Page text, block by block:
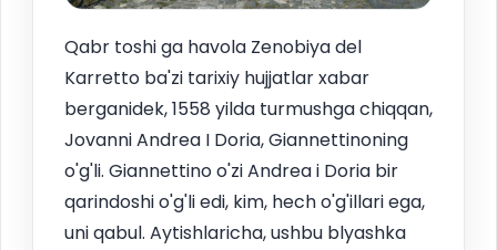
Qabr toshi ga havola Zenobiya del
Karretto ba'zi tarixiy hujjatlar xabar
berganidek, 1558 yilda turmushga chiqqan,
Jovanni Andrea I Doria, Giannettinoning
o'g'li. Giannettino o'zi Andrea i Doria bir
qarindoshi o'g'li edi, kim, hech o'g'illari ega,
uni qabul. Aytishlaricha, ushbu blyashka